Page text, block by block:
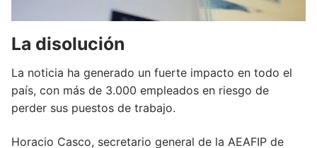
La disolución
La noticia ha generado un fuerte impacto en todo el
país, con más de 3.000 empleados en riesgo de
perder sus puestos de trabajo.
Horacio Casco, secretario general de la AEAFIP de